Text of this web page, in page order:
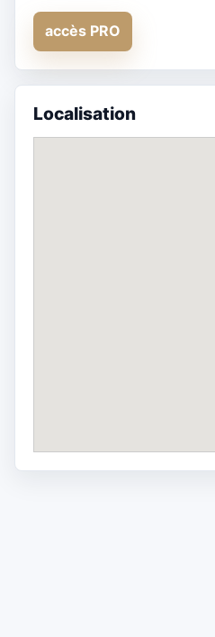
accès PRO
Localisation